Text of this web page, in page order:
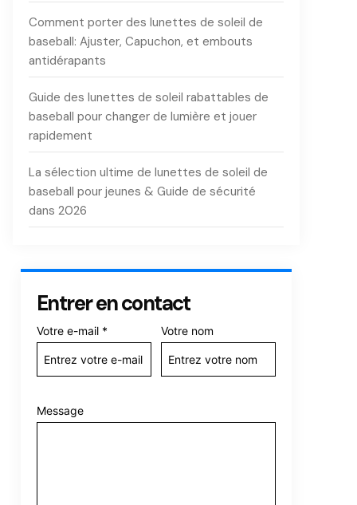
Comment porter des lunettes de soleil de
baseball: Ajuster, Capuchon, et embouts
antidérapants
Guide des lunettes de soleil rabattables de
baseball pour changer de lumière et jouer
rapidement
La sélection ultime de lunettes de soleil de
baseball pour jeunes & Guide de sécurité
dans 2026
Entrer en contact
Votre e-mail * Votre nom
Message